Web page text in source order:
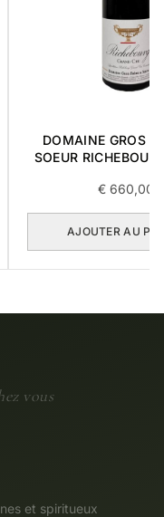
DOMAINE GROS
SOEUR
€ 660,00
AJOUTER AU
vous
et spiritueux